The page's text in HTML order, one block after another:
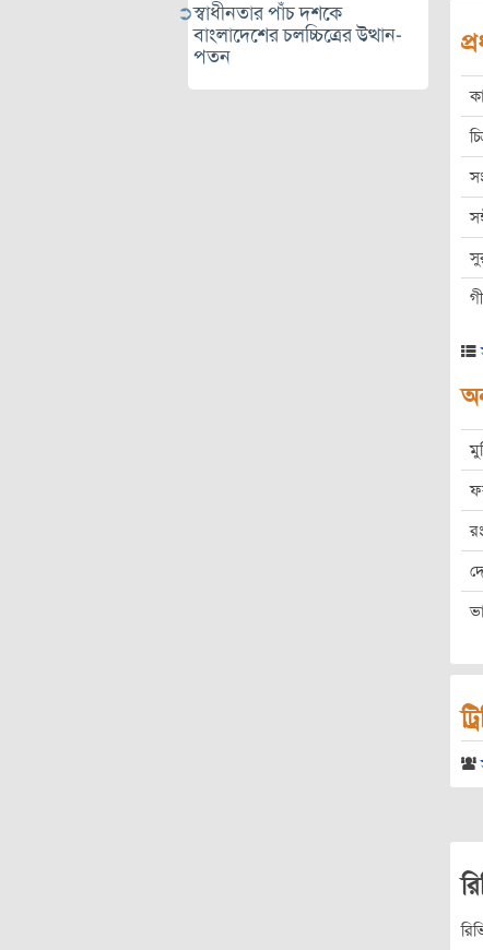
স্বাধীনতার পাঁচ দশকে
বাংলাদেশের চলচ্চিত্রের উত্থান-
পতন
রং